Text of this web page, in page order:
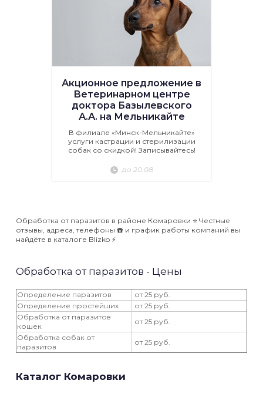
Акционное предложение в
Ветеринарном центре
доктора Базылевского
А.А. на Мельникайте
В филиале «Минск-Мельникайте»
услуги кастрации и стерилизации
собак со скидкой! Записывайтесь!
до 20.08
Обработка от паразитов в районе Комаровки ⭐️ Честные
отзывы, адреса, телефоны ☎️ и график работы компаний вы
найдёте в каталоге Blizko ⚡️
Обработка от паразитов - Цены
Определение паразитов
от 25 руб.
Определение простейших
от 25 руб.
Обработка от паразитов
кошек
от 25 руб.
Обработка собак от
паразитов
от 25 руб.
Каталог Комаровки